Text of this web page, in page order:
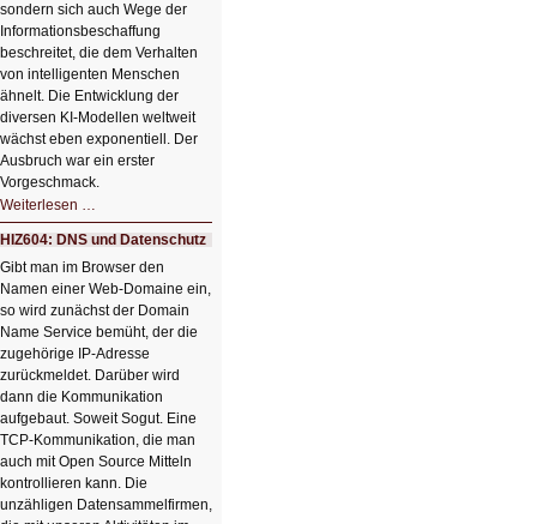
sondern sich auch Wege der
Informationsbeschaffung
beschreitet, die dem Verhalten
von intelligenten Menschen
ähnelt. Die Entwicklung der
diversen KI-Modellen weltweit
wächst eben exponentiell. Der
Ausbruch war ein erster
Vorgeschmack.
Weiterlesen …
Der
Ausbruch
der
KI
HIZ604: DNS und Datenschutz
Gibt man im Browser den
Namen einer Web-Domaine ein,
so wird zunächst der Domain
Name Service bemüht, der die
zugehörige IP-Adresse
zurückmeldet. Darüber wird
dann die Kommunikation
aufgebaut. Soweit Sogut. Eine
TCP-Kommunikation, die man
auch mit Open Source Mitteln
kontrollieren kann. Die
unzähligen Datensammelfirmen,